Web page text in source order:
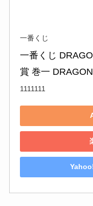
一番くじ
一番くじ
賞 巻一
1111111